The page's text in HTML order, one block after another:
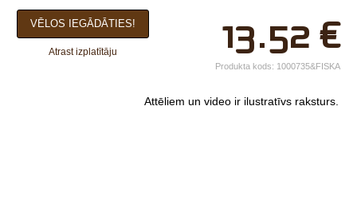
×
Jūsu vārds*
Uzņēmuma
13.52 €
VĒLOS IEGĀDĀTIES!
Atrast izplatītāju
Produkta kods: 1000735&FISKA
Attēliem un video ir ilustratīvs raksturs.